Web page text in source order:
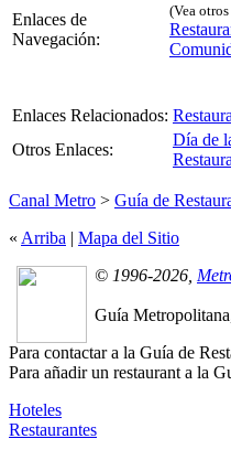
Enlaces de
Navegación:
(Vea
Enlaces Relacionados:
Otros Enlaces:
Día de
Canal Metro > Guía de
« Arriba | Mapa del Sitio
© 1996-2026,
Guía
Para contactar a la Guía de
Para añadir un restaurant a la
Hoteles
Restaurantes